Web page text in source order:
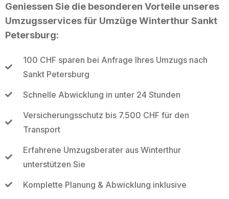
Geniessen Sie die besonderen Vorteile unseres
Umzugsservices für Umzüge Winterthur Sankt
Petersburg:
100 CHF sparen bei Anfrage Ihres Umzugs nach
Sankt Petersburg
Schnelle Abwicklung in unter 24 Stunden
Versicherungsschutz bis 7.500 CHF für den
Transport
Erfahrene Umzugsberater aus Winterthur
unterstützen Sie
Komplette Planung & Abwicklung inklusive